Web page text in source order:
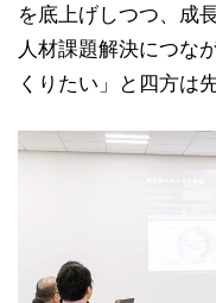
を底上げしつつ、成
人材課題解決につな
くりたい」と四方は